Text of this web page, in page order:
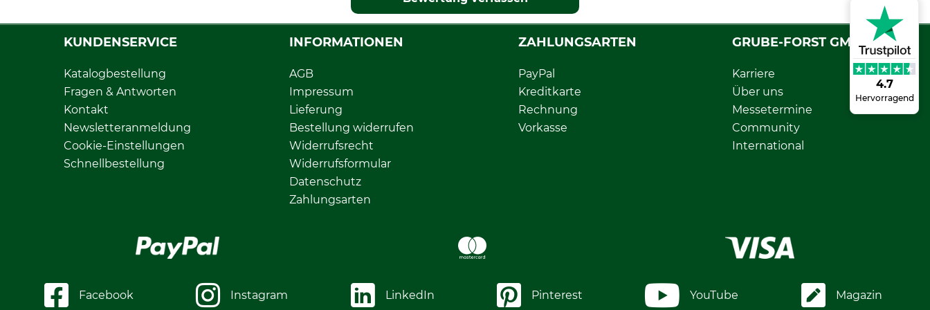
4.7
Hervorragend
KUNDENSERVICE
Katalogbestellung
Fragen & Antworten
Kontakt
Newsletteranmeldung
Cookie-Einstellungen
Schnellbestellung
INFORMATIONEN
AGB
Impressum
Lieferung
Bestellung widerrufen
Widerrufsrecht
Widerrufsformular
Datenschutz
Zahlungsarten
ZAHLUNGSARTEN
PayPal
Kreditkarte
Rechnung
Vorkasse
GRUBE-FORST GMBH
Karriere
Über uns
Messetermine
Community
International
Facebook Instagram LinkedIn Pinterest YouTube Magazin